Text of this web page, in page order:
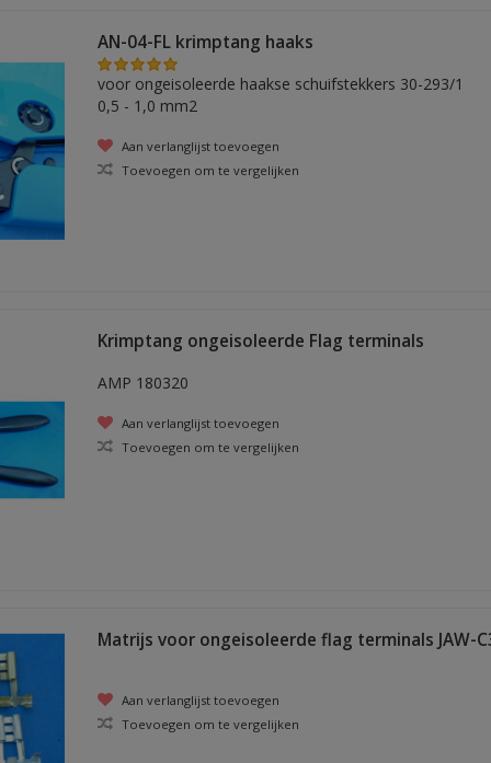
AN-04-FL krimptang haaks
voor ongeisoleerde haakse schuifstekkers 30-293/1
0,5 - 1,0 mm2
Aan verlanglijst toevoegen
Toevoegen om te vergelijken
Krimptang ongeisoleerde Flag terminals
AMP 180320
Aan verlanglijst toevoegen
Toevoegen om te vergelijken
Matrijs voor ongeisoleerde flag terminals JAW-
Aan verlanglijst toevoegen
Toevoegen om te vergelijken